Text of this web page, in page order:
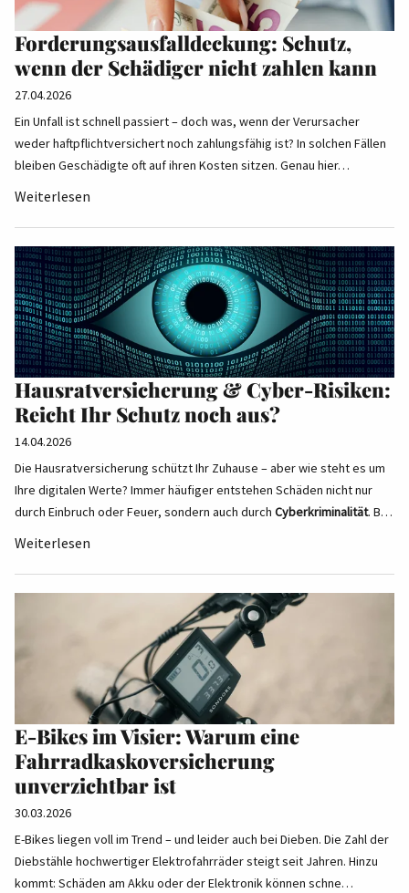
Forderungsausfalldeckung: Schutz,
wenn der Schädiger nicht zahlen kann
27.04.2026
Ein Unfall ist schnell passiert – doch was, wenn der Verursacher
weder haftpflichtversichert noch zahlungsfähig ist? In solchen Fällen
bleiben Geschädigte oft auf ihren Kosten sitzen. Genau hier…
Weiterlesen
Hausratversicherung & Cyber-Risiken:
Reicht Ihr Schutz noch aus?
14.04.2026
Die Hausratversicherung schützt Ihr Zuhause – aber wie steht es um
Ihre digitalen Werte? Immer häufiger entstehen Schäden nicht nur
durch Einbruch oder Feuer, sondern auch durch Cyberkriminalität. B…
Weiterlesen
E-Bikes im Visier: Warum eine
Fahrradkaskoversicherung
unverzichtbar ist
30.03.2026
E-Bikes liegen voll im Trend – und leider auch bei Dieben. Die Zahl der
Diebstähle hochwertiger Elektrofahrräder steigt seit Jahren. Hinzu
kommt: Schäden am Akku oder der Elektronik können schne…